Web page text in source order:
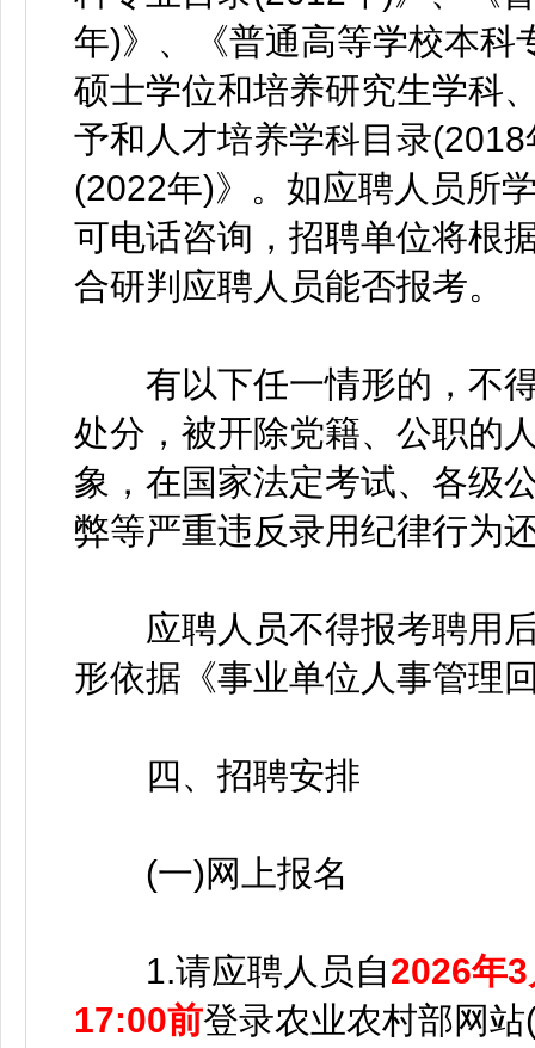
年)》、《普通高等学校本科
硕士学位和培养研究生学科
予和人才培养学科目录
(2022年)》。如应聘人员所
可电话咨询，招聘单位将根
合研判应聘人员能否报考。
有以下任一情形的，不得
处分，被开除党籍、公职的
象，在国家法定考试、各级
弊等严重违反录用纪律行为
应聘人员不得报考聘用后
形依据《事业单位人事管理
四、招聘安排
(一)网上报名
1.请应聘人员自2026年
17:00前登录农业农村部网